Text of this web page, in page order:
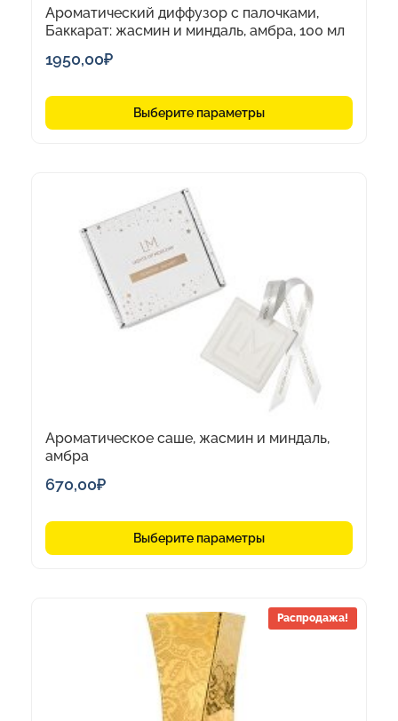
Ароматический диффузор с палочками,
Баккарат: жасмин и миндаль, амбра, 100 мл
1950,00₽
Выберите параметры
Ароматическое саше, жасмин и миндаль,
амбра
670,00₽
Выберите параметры
несколько
вариаций.
Распродажа!